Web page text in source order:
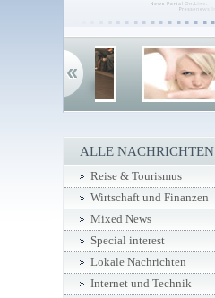
ALLE NACHRICHTEN
Reise & Tourismus
Wirtschaft und Finanzen
Mixed News
Special interest
Lokale Nachrichten
Internet und Technik